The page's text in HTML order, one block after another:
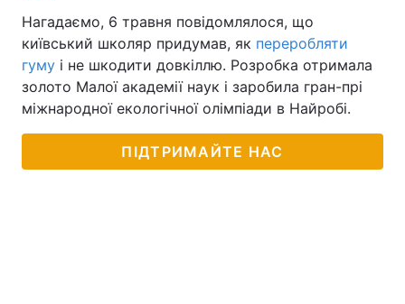
Нагадаємо, 6 травня повідомлялося, що
київський школяр придумав, як переробляти
гуму і не шкодити довкіллю. Розробка отримала
золото Малої академії наук і заробила гран-прі
міжнародної екологічної олімпіади в Найробі.
ПІДТРИМАЙТЕ НАС